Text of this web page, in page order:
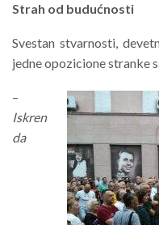
Strah od budućnosti
Svestan stvarnosti,
jedne opozicione stranke
–
Iskren
da